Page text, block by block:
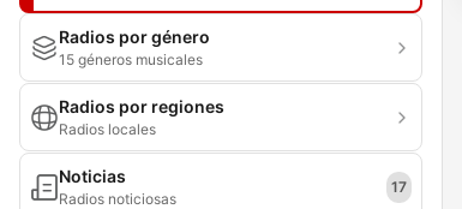
Radios por género
15 géneros musicales
Radios por regiones
Radios locales
Noticias
Radios noticiosas
17